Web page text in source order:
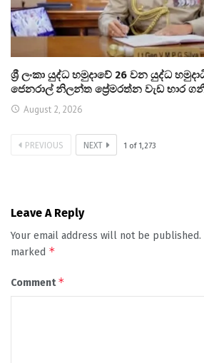
ශ්‍රී ලංකා යුද්ධ හමුදාවේ 26 වන යුද්ධ
ජෙනරාල් නිලන්ත ප්‍රේමරත්න වැඩ භාර
August 2, 2026
PREVIOUS NEXT 1 of 1,273
Leave A Reply
Your email address will not be published.
marked *
Comment*